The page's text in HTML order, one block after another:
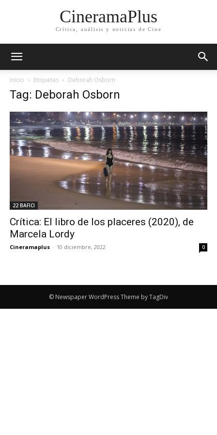
CineramaPlus
Crítica, análisis y noticias de Cine
Inicio Etiquetas Deborah Osborn
Tag: Deborah Osborn
22 BAFICI
Crítica: El libro de los placeres (2020), de
Marcela Lordy
Cineramaplus - 10 diciembre, 2022 0
© Newspaper WordPress Theme by TagDiv